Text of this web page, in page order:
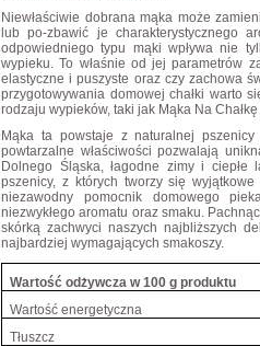
Niewłaściwie dobrana mąka może
lub po-zbawić je charakterystycznego
odpowiedniego typu mąki wpływa nie
wypieku. To właśnie od jej parametrów
elastyczne i puszyste oraz czy zachowa
przygotowywania domowej chałki warto
rodzaju wypieków, taki jak Mąka Na
Mąka ta powstaje z naturalnej
powtarzalne właściwości pozwalają
Dolnego Śląska, łagodne zimy i ciepłe
pszenicy, z których tworzy się
niezawodny pomocnik domowego
niezwykłego aromatu oraz smaku.
skórką zachwyci naszych najbliższych
najbardziej wymagających smakoszy.
Wartość odżywcza w 100 g produktu
Wartość energetyczna
Tłuszcz